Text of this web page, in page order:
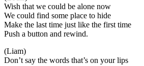
Wish that we could be alone now
We could find some place to hide
Make the last time just like the first time
Push a button and rewind.
(Liam)
Don’t say the words that’s on your lips